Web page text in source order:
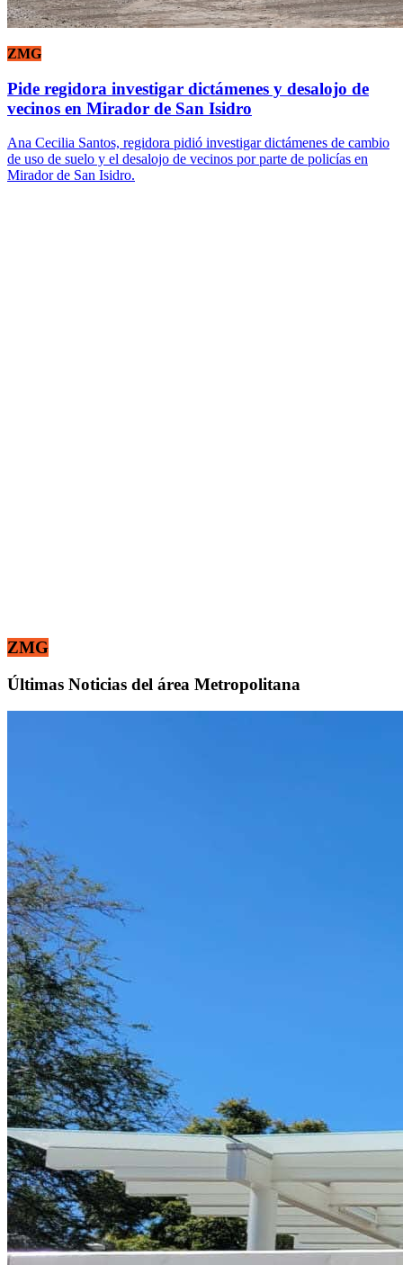
ZMG
Pide regidora investigar dictámenes y desalojo de
vecinos en Mirador de San Isidro
Ana Cecilia Santos, regidora pidió investigar dictámenes de cambio
de uso de suelo y el desalojo de vecinos por parte de policías en
Mirador de San Isidro.
ZMG
Últimas Noticias del área Metropolitana